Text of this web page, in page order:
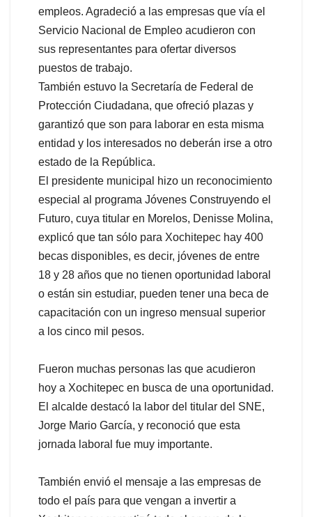
empleos. Agradeció a las empresas que vía el
Servicio Nacional de Empleo acudieron con
sus representantes para ofertar diversos
puestos de trabajo.
También estuvo la Secretaría de Federal de
Protección Ciudadana, que ofreció plazas y
garantizó que son para laborar en esta misma
entidad y los interesados no deberán irse a otro
estado de la República.
El presidente municipal hizo un reconocimiento
especial al programa Jóvenes Construyendo el
Futuro, cuya titular en Morelos, Denisse Molina,
explicó que tan sólo para Xochitepec hay 400
becas disponibles, es decir, jóvenes de entre
18 y 28 años que no tienen oportunidad laboral
o están sin estudiar, pueden tener una beca de
capacitación con un ingreso mensual superior
a los cinco mil pesos.
Fueron muchas personas las que acudieron
hoy a Xochitepec en busca de una oportunidad.
El alcalde destacó la labor del titular del SNE,
Jorge Mario García, y reconoció que esta
jornada laboral fue muy importante.
También envió el mensaje a las empresas de
todo el país para que vengan a invertir a